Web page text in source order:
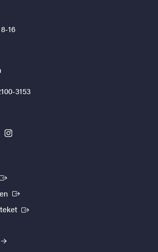
16
3153
instagram
(Extern länk)
(Extern länk)
(Extern länk)